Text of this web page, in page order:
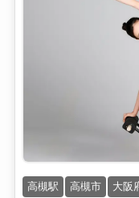
高槻駅 高槻市 大阪